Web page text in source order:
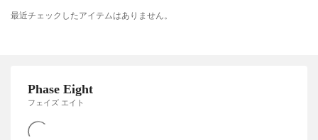
最近チェックしたアイテムはありません。
Phase Eight
フェイズ エイト